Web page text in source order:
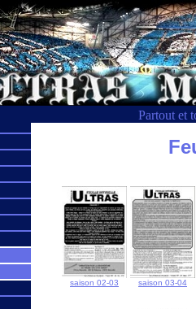
Partout et
saison 02-03 saison 03-04